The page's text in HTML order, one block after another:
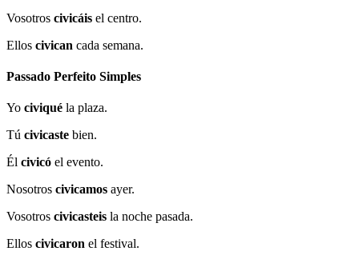
Vosotros civicáis el centro.
Ellos civican cada semana.
Passado Perfeito Simples
Yo civiqué la plaza.
Tú civicaste bien.
Él civicó el evento.
Nosotros civicamos ayer.
Vosotros civicasteis la noche pasada.
Ellos civicaron el festival.